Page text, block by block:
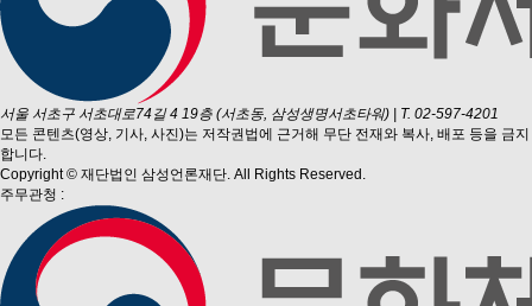
서울 서초구 서초대로74길 4 19층 (서초동, 삼성생명서초타워)
T. 02-597-4201
모든 콘텐츠(영상, 기사, 사진)는 저작권법에 근거해 무단 전재와 복사, 배포 등을 금지
합니다.
Copyright © 재단법인 삼성언론재단. All Rights Reserved.
주무관청 :